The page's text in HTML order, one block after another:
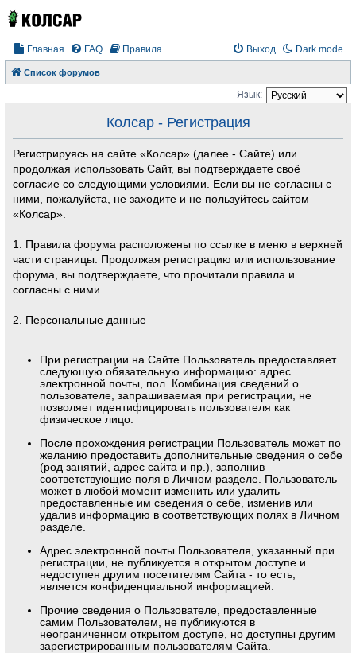
Главная Dark mode
FAQ Правила Выход
Список форумов
Язык:
Колсар - Регистрация
Регистрируясь на сайте «Колсар» (далее - Сайте) или
продолжая использовать Сайт, вы подтверждаете своё
согласие со следующими условиями. Если вы не согласны с
ними, пожалуйста, не заходите и не пользуйтесь сайтом
«Колсар».
1. Правила форума расположены по ссылке в меню в верхней
части страницы. Продолжая регистрацию или использование
форума, вы подтверждаете, что прочитали правила и
согласны с ними.
2. Персональные данные
При регистрации на Сайте Пользователь предоставляет
следующую обязательную информацию: адрес
электронной почты, пол. Комбинация сведений о
пользователе, запрашиваемая при регистрации, не
позволяет идентифицировать пользователя как
физическое лицо.
После прохождения регистрации Пользователь может по
желанию предоставить дополнительные сведения о себе
(род занятий, адрес сайта и пр.), заполнив
соответствующие поля в Личном разделе. Пользователь
может в любой момент изменить или удалить
предоставленные им сведения о себе, изменив или
удалив информацию в соответствующих полях в Личном
разделе.
Адрес электронной почты Пользователя, указанный при
регистрации, не публикуется в открытом доступе и
недоступен другим посетителям Сайта - то есть,
является конфиденциальной информацией.
Прочие сведения о Пользователе, предоставленные
самим Пользователем, не публикуются в
неограниченном открытом доступе, но доступны другим
зарегистрированным пользователям Сайта.